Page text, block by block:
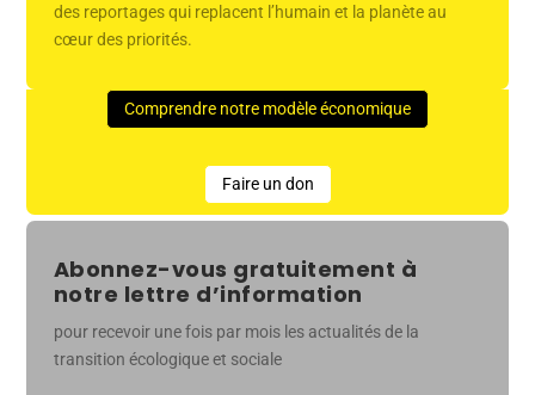
des reportages qui replacent l’humain et la planète au
cœur des priorités.
Comprendre notre modèle économique
Faire un don
Abonnez-vous gratuitement à
notre lettre d’information
pour recevoir une fois par mois les actualités de la
transition écologique et sociale